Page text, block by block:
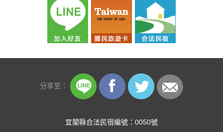
分享至：
宜蘭縣合法民宿編號：0050號